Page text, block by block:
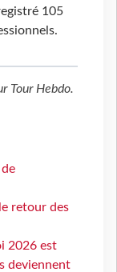
105
Tour Hebdo.
retour des
2026 est
deviennent